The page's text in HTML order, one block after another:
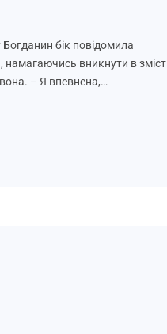
бік повідомила
намагаючись вникнути в зміст
– Я впевнена,…